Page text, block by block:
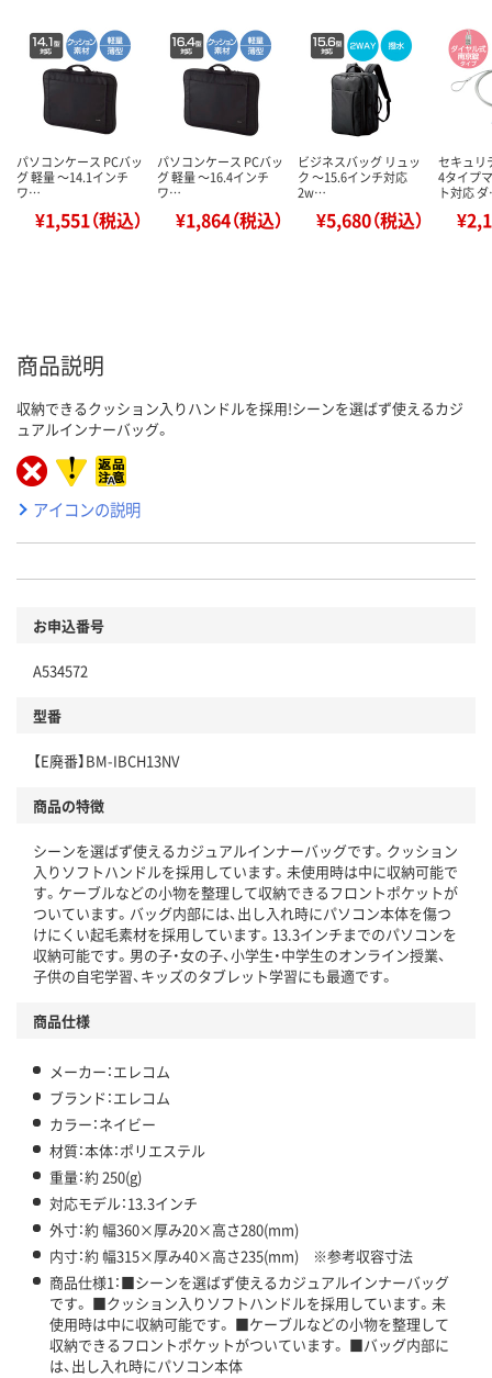
パソコンケース PCバッ
グ 軽量 ～14.1インチ
ワ…
¥1,551（税込）
パソコンケース PCバッ
グ 軽量 ～16.4インチ
ワ…
¥1,864（税込）
ビジネスバッグ リュッ
ク ～15.6インチ対応
2w…
¥5,680（税込）
セキュリ
4タイプ
ト対応
商品説明
収納できるクッション入りハンドルを採用!シーンを選ばず使えるカジ
ュアルインナーバッグ。
アイコンの説明
お申込番号
A534572
型番
【E廃番】BM-IBCH13NV
商品の特徴
シーンを選ばず使えるカジュアルインナーバッグです。クッション
入りソフトハンドルを採用しています。未使用時は中に収納可能で
す。ケーブルなどの小物を整理して収納できるフロントポケットが
ついています。バッグ内部には、出し入れ時にパソコン本体を傷つ
けにくい起毛素材を採用しています。13.3インチまでのパソコンを
収納可能です。男の子・女の子、小学生・中学生のオンライン授業、
子供の自宅学習、キッズのタブレット学習にも最適です。
商品仕様
メーカー：エレコム
ブランド：エレコム
カラー：ネイビー
材質：本体：ポリエステル
重量：約 250(g)
対応モデル：13.3インチ
外寸：約 幅360×厚み20×高さ280(mm)
内寸：約 幅315×厚み40×高さ235(mm) ※参考収容寸法
商品仕様1：■シーンを選ばず使えるカジュアルインナーバッグ
です。 ■クッション入りソフトハンドルを採用しています。未
使用時は中に収納可能です。 ■ケーブルなどの小物を整理して
収納できるフロントポケットがついています。 ■バッグ内部に
は、出し入れ時にパソコン本体